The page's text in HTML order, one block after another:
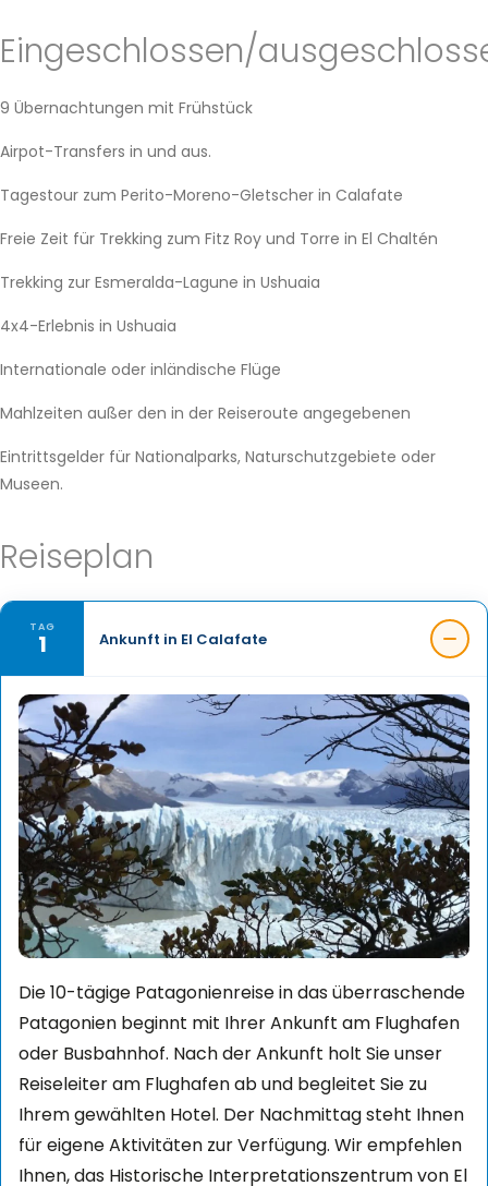
Eingeschlossen/
9 Übernachtungen mit Frühstück
Airpot-Transfers in und aus.
Tagestour zum Perito-Moreno-Gletscher in Calafate
Freie Zeit für Trekking zum Fitz Roy und Torre in El Chaltén
Trekking zur Esmeralda-Lagune in Ushuaia
4x4-Erlebnis in Ushuaia
Internationale oder inländische Flüge
Mahlzeiten außer den in der Reiseroute angegebenen
Eintrittsgelder für Nationalparks, Naturschutzgebiete oder
Museen.
Reiseplan
TAG
1 Ankunft in El Calafate
Die 10-tägige Patagonienreise in das überraschende
Patagonien beginnt mit Ihrer Ankunft am Flughafen
oder Busbahnhof. Nach der Ankunft holt Sie unser
Reiseleiter am Flughafen ab und begleitet Sie zu
Ihrem gewählten Hotel. Der Nachmittag steht Ihnen
für eigene Aktivitäten zur Verfügung. Wir empfehlen
Ihnen, das Historische Interpretationszentrum von El